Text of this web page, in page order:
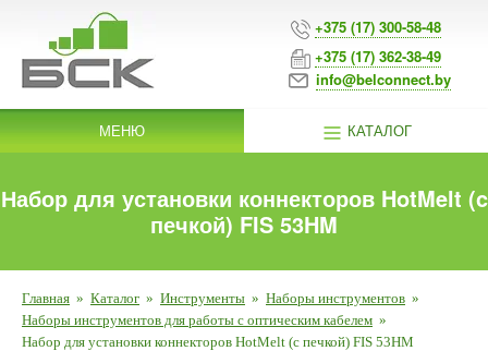
+375 (17) 300-58-48
+375 (17) 362-38-49
info@belconnect.by
МЕНЮ КАТАЛОГ
Набор для установки коннекторов HotMelt (c
печкой) FIS 53HM
Главная » Каталог » Инструменты » Наборы инструментов »
Наборы инструментов для работы с оптическим кабелем »
Набор для установки коннекторов HotMelt (c печкой) FIS 53HM